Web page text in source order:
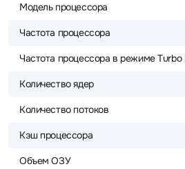
Модель процессора
Частота процессора
Частота процессора в режиме Turbo
Количество ядер
Количество потоков
Кэш процессора
Объем ОЗУ